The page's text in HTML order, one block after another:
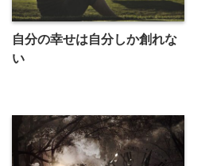
自分の幸せは自分しか創れな
い